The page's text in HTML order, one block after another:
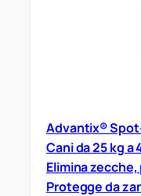
Advantix®
Cani da 25 kg
Elimina
Protegge da